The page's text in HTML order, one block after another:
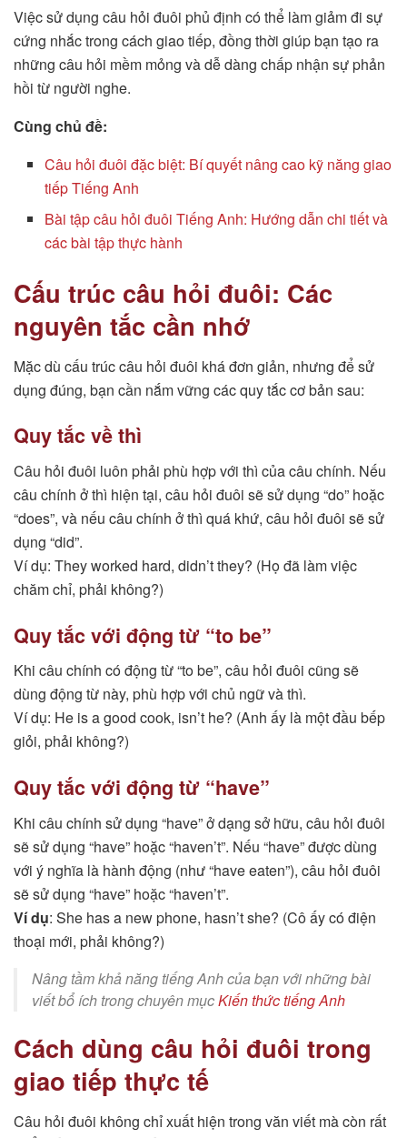
Việc sử dụng câu hỏi đuôi phủ định có thể làm giảm đi sự
cứng nhắc trong cách giao tiếp, đồng thời giúp bạn tạo ra
những câu hỏi mềm mỏng và dễ dàng chấp nhận sự phản
hồi từ người nghe.
Cùng chủ đề:
Câu hỏi đuôi đặc biệt: Bí quyết nâng cao kỹ năng giao
tiếp Tiếng Anh
Bài tập câu hỏi đuôi Tiếng Anh: Hướng dẫn chi tiết và
các bài tập thực hành
Cấu trúc câu hỏi đuôi: Các
nguyên tắc cần nhớ
Mặc dù cấu trúc câu hỏi đuôi khá đơn giản, nhưng để sử
dụng đúng, bạn cần nắm vững các quy tắc cơ bản sau:
Quy tắc về thì
Câu hỏi đuôi luôn phải phù hợp với thì của câu chính. Nếu
câu chính ở thì hiện tại, câu hỏi đuôi sẽ sử dụng “do” hoặc
“does”, và nếu câu chính ở thì quá khứ, câu hỏi đuôi sẽ sử
dụng “did”.
Ví dụ: They worked hard, didn’t they? (Họ đã làm việc
chăm chỉ, phải không?)
Quy tắc với động từ “to be”
Khi câu chính có động từ “to be”, câu hỏi đuôi cũng sẽ
dùng động từ này, phù hợp với chủ ngữ và thì.
Ví dụ: He is a good cook, isn’t he? (Anh ấy là một đầu bếp
giỏi, phải không?)
Quy tắc với động từ “have”
Khi câu chính sử dụng “have” ở dạng sở hữu, câu hỏi đuôi
sẽ sử dụng “have” hoặc “haven’t”. Nếu “have” được dùng
với ý nghĩa là hành động (như “have eaten”), câu hỏi đuôi
sẽ sử dụng “have” hoặc “haven’t”.
Ví dụ: She has a new phone, hasn’t she? (Cô ấy có điện
thoại mới, phải không?)
Nâng tầm khả năng tiếng Anh của bạn với những bài
viết bổ ích trong chuyên mụcKiến thức tiếng Anh
Cách dùng câu hỏi đuôi trong
giao tiếp thực tế
Câu hỏi đuôi không chỉ xuất hiện trong văn viết mà còn rất